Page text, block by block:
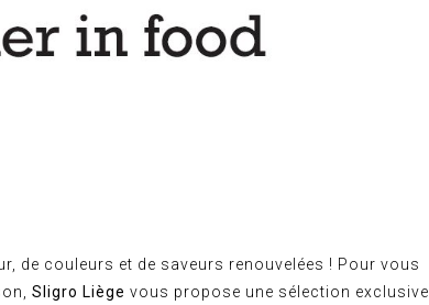
de couleurs et de saveurs renouvelées ! Pour vous
Sligro Liège vous propose une sélection exclusive